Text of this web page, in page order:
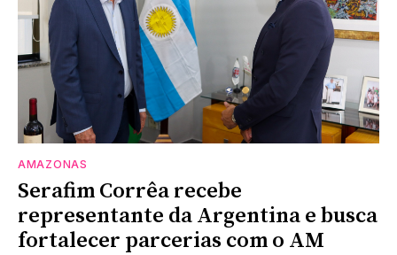
AMAZONAS
Serafim Corrêa recebe
representante da Argentina e busca
fortalecer parcerias com o AM